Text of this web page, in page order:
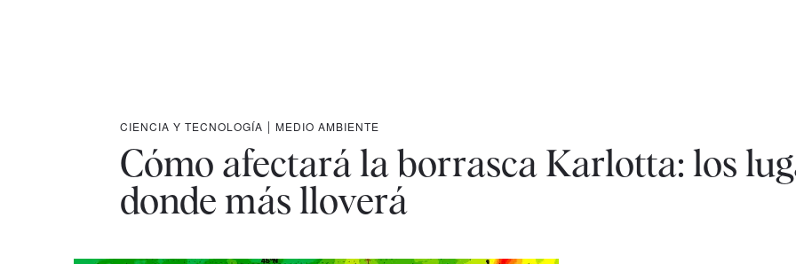
CIENCIA Y TECNOLOGÍA | MEDIO AMBIENTE
Cómo afectará la borrasca Karlotta: los
donde más lloverá